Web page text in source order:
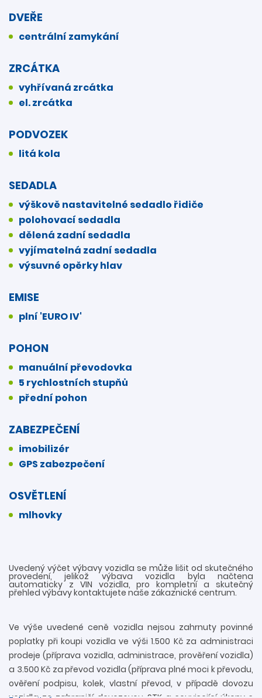
DVEŘE
centrální zamykání
ZRCÁTKA
vyhřívaná zrcátka
el. zrcátka
PODVOZEK
litá kola
SEDADLA
výškově nastavitelné sedadlo řidiče
polohovací sedadla
dělená zadní sedadla
vyjímatelná zadní sedadla
výsuvné opěrky hlav
EMISE
plní 'EURO IV'
POHON
manuální převodovka
5 rychlostních stupňů
přední pohon
ZABEZPEČENÍ
imobilizér
GPS zabezpečení
OSVĚTLENÍ
mlhovky
Uvedený výčet výbavy vozidla se může lišit od skutečného
provedení, jelikož výbava vozidla byla načtena
automaticky z VIN vozidla, pro kompletní a skutečný
přehled výbavy kontaktujete naše zákaznické centrum.
Ve výše uvedené ceně vozidla nejsou zahrnuty povinné
poplatky při koupi vozidla ve výši 1.500 Kč za administraci
prodeje (příprava vozidla, administrace, prověření vozidla)
a 3.500 Kč za převod vozidla (příprava plné moci k převodu,
ověření podpisu, kolek, vlastní převod, v případě dovozu